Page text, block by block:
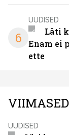
6
UUDISED
Läti
Enam ei
ette
UUDISED